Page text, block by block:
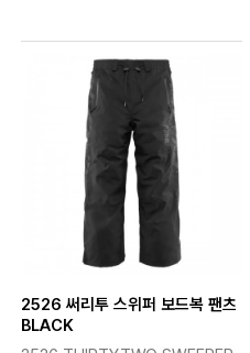
2526 써리투 스위퍼 보드복 팬츠
BLACK